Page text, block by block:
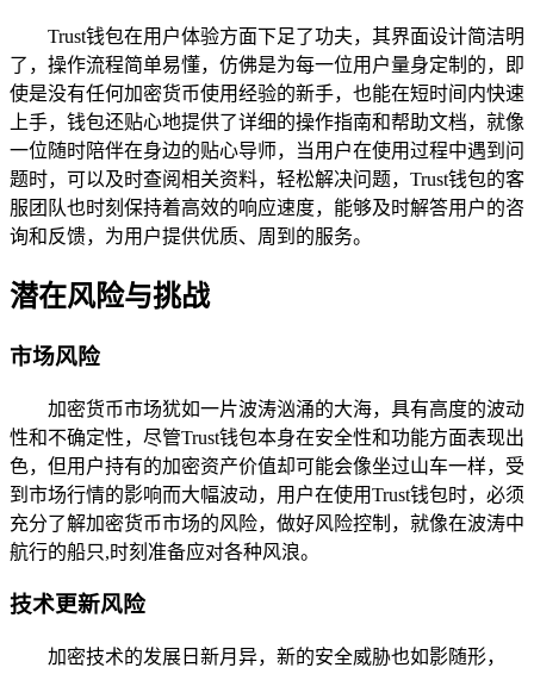
Trust钱包在用户体验方面下足了功夫，其界面设计简洁明
了，操作流程简单易懂，仿佛是为每一位用户量身定制的，即
使是没有任何加密货币使用经验的新手，也能在短时间内快速
上手，钱包还贴心地提供了详细的操作指南和帮助文档，就像
一位随时陪伴在身边的贴心导师，当用户在使用过程中遇到问
题时，可以及时查阅相关资料，轻松解决问题，Trust钱包的客
服团队也时刻保持着高效的响应速度，能够及时解答用户的咨
询和反馈，为用户提供优质、周到的服务。
潜在风险与挑战
市场风险
加密货币市场犹如一片波涛汹涌的大海，具有高度的波动
性和不确定性，尽管Trust钱包本身在安全性和功能方面表现出
色，但用户持有的加密资产价值却可能会像坐过山车一样，受
到市场行情的影响而大幅波动，用户在使用Trust钱包时，必须
充分了解加密货币市场的风险，做好风险控制，就像在波涛中
航行的船只,时刻准备应对各种风浪。
技术更新风险
加密技术的发展日新月异，新的安全威胁也如影随形，